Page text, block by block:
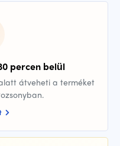
percen belül
átveheti a terméket